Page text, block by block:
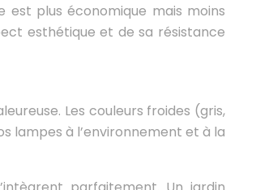
est plus économique mais moins
esthétique et de sa résistance
Les couleurs froides (gris,
lampes à l’environnement et à la